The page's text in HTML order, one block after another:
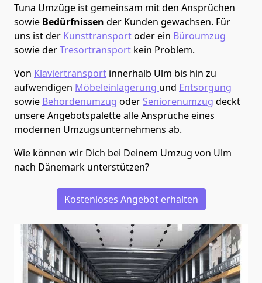
Tuna Umzüge ist gemeinsam mit den Ansprüchen
sowie Bedürfnissen der Kunden gewachsen. Für
uns ist der Kunsttransportoder ein Büroumzug
sowie derTresortransport kein Problem.
Von Klaviertransport innerhalb Ulm bis hin zu
aufwendigen Möbeleinlagerung und Entsorgung
sowie Behördenumzug oder Seniorenumzug deckt
unsere Angebotspalette alle Ansprüche eines
modernen Umzugsunternehmens ab.
Wie können wir Dich bei Deinem Umzug von Ulm
nach Dänemark unterstützen?
Kostenloses Angebot erhalten